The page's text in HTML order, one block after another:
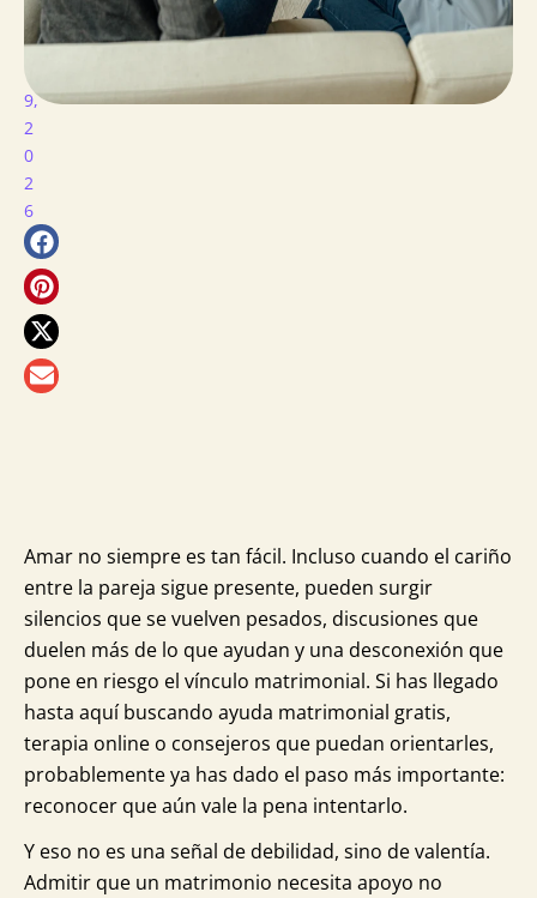
Rz
O
1
9,
2
0
2
6
Amar no siempre es tan fácil. Incluso cuando el cariño
entre la pareja sigue presente, pueden surgir
silencios que se vuelven pesados, discusiones que
duelen más de lo que ayudan y una desconexión que
pone en riesgo el vínculo matrimonial. Si has llegado
hasta aquí buscando ayuda matrimonial gratis,
terapia online o consejeros que puedan orientarles,
probablemente ya has dado el paso más importante:
reconocer que aún vale la pena intentarlo.
Y eso no es una señal de debilidad, sino de valentía.
Admitir que un matrimonio necesita apoyo no